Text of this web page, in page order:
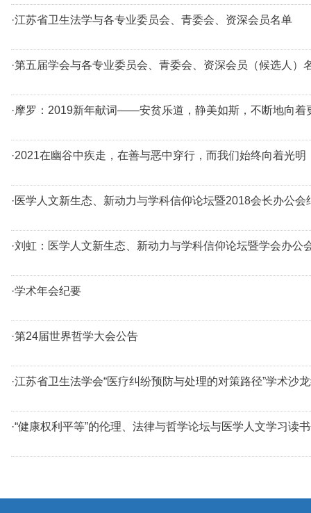
·江苏省卫生法学与各专业委员会、青委会、资深会员名单
·第五届学会与各专业委员会、青委会、资深会员（候选人）
·摩罗：2019新年献词——安贫乐道，静美如斯，不断地向着
·2021在幽谷中疾走，在善与恶中穿行，而我们始终向着光明
·医学人文新生态、新动力与学科信仰论坛暨2018会长办公会
·刘虹：医学人文新生态、新动力与学科信仰论坛暨学会办公
·学术年会纪要
·第24届世界哲学大会公告
·江苏省卫生法学会“医疗纠纷预防与处理的对策路径”学术沙
·“健康权利平等”的伦理、法律与哲学论坛与医学人文学习读